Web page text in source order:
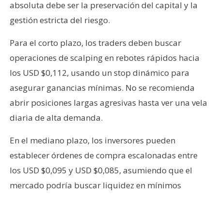
absoluta debe ser la preservación del capital y la
gestión estricta del riesgo.
Para el corto plazo, los traders deben buscar
operaciones de scalping en rebotes rápidos hacia
los USD $0,112, usando un stop dinámico para
asegurar ganancias mínimas. No se recomienda
abrir posiciones largas agresivas hasta ver una vela
diaria de alta demanda.
En el mediano plazo, los inversores pueden
establecer órdenes de compra escalonadas entre
los USD $0,095 y USD $0,085, asumiendo que el
mercado podría buscar liquidez en mínimos